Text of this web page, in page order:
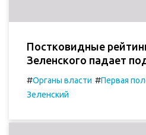
Постковидные
Зеленского падает
#Органы власти #Первая
Зеленский